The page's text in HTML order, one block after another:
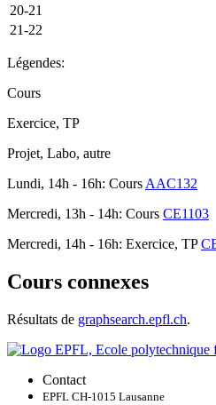
20-21
21-22
Légendes:
Cours
Exercice, TP
Projet, Labo, autre
Lundi, 14h - 16h: CoursAAC132
Mercredi, 13h - 14h: Cours CE1103
Mercredi, 14h - 16h: Exercice, TP
Cours connexes
Résultats de graphsearch.epfl.ch.
Contact
EPFL CH-1015 Lausanne